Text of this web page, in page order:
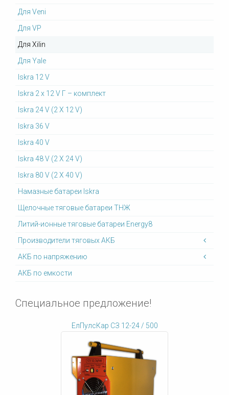
Для Veni
Для VP
Для Xilin
Для Yale
Iskra 12 V
Iskra 2 x 12 V Г – комплект
Iskra 24 V (2 X 12 V)
Iskra 36 V
Iskra 40 V
Iskra 48 V (2 X 24 V)
Iskra 80 V (2 X 40 V)
Намазные батареи Iskra
Щелочные тяговые батареи ТНЖ
Литий-ионные тяговые батареи Energy8
Производители тяговых АКБ
АКБ по напряжению
АКБ по емкости
Специальное предложение!
ЕлПулсКар СЗ 12-24 / 500